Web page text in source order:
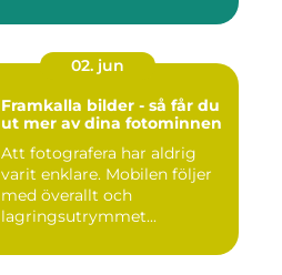
02. jun
Framkalla bilder - så får du
ut mer av dina fotominnen
Att fotografera har aldrig
varit enklare. Mobilen följer
med överallt och
lagringsutrymmet...